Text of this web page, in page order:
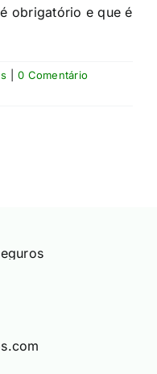
obrigatório e que é
0 Comentário